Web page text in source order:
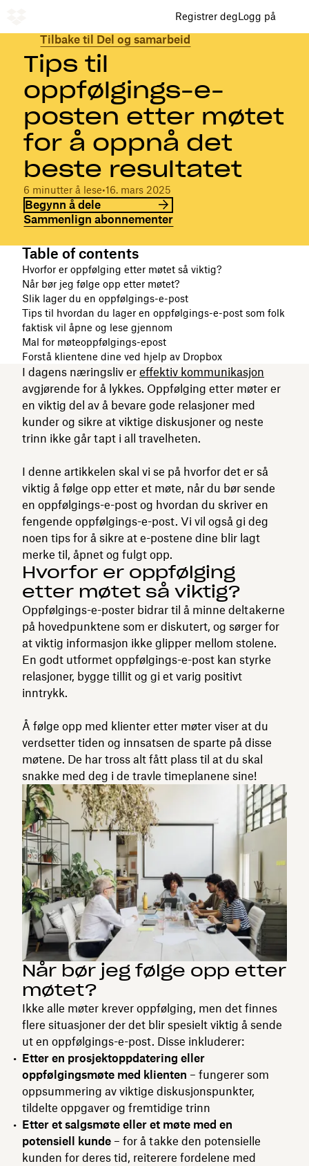
Registrer degLogg på
Tilbake til Del og samarbeid
Tips til
oppfølgings-e-
posten etter møtet
for å oppnå det
beste resultatet
6 minutter å lese•16. mars 2025
Begynn å dele
Sammenlign abonnementer
Table of contents
Hvorfor er oppfølging etter møtet så viktig?
Når bør jeg følge opp etter møtet?
Slik lager du en oppfølgings-e-post
Tips til hvordan du lager en oppfølgings-e-post som folk
faktisk vil åpne og lese gjennom
Mal for møteoppfølgings-epost
Forstå klientene dine ved hjelp av Dropbox
I dagens næringsliv er effektiv kommunikasjon
avgjørende for å lykkes. Oppfølging etter møter er
en viktig del av å bevare gode relasjoner med
kunder og sikre at viktige diskusjoner og neste
trinn ikke går tapt i all travelheten.
I denne artikkelen skal vi se på hvorfor det er så
viktig å følge opp etter et møte, når du bør sende
en oppfølgings-e-post og hvordan du skriver en
fengende oppfølgings-e-post. Vi vil også gi deg
noen tips for å sikre at e-postene dine blir lagt
merke til, åpnet og fulgt opp.
Hvorfor er oppfølging
etter møtet så viktig?
Oppfølgings-e-poster bidrar til å minne deltakerne
på hovedpunktene som er diskutert, og sørger for
at viktig informasjon ikke glipper mellom stolene.
En godt utformet oppfølgings-e-post kan styrke
relasjoner, bygge tillit og gi et varig positivt
inntrykk.
Å følge opp med klienter etter møter viser at du
verdsetter tiden og innsatsen de sparte på disse
møtene. De har tross alt fått plass til at du skal
snakke med deg i de travle timeplanene sine!
Når bør jeg følge opp etter
møtet?
Ikke alle møter krever oppfølging, men det finnes
flere situasjoner der det blir spesielt viktig å sende
ut en oppfølgings-e-post. Disse inkluderer:
Etter en prosjektoppdatering eller
oppfølgingsmøte med klienten – fungerer som
oppsummering av viktige diskusjonspunkter,
tildelte oppgaver og fremtidige trinn
Etter et salgsmøte eller et møte med en
potensiell kunde – for å takke den potensielle
kunden for deres tid, reiterere fordelene med